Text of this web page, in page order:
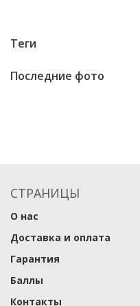
Теги
Последние фото
СТРАНИЦЫ
О нас
Доставка и оплата
Гарантия
Баллы
Контакты